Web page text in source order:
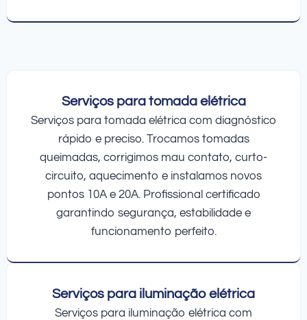
Serviços para tomada elétrica
Serviços para tomada elétrica com diagnóstico
rápido e preciso. Trocamos tomadas
queimadas, corrigimos mau contato, curto-
circuito, aquecimento e instalamos novos
pontos 10A e 20A. Profissional certificado
garantindo segurança, estabilidade e
funcionamento perfeito.
Serviços para iluminação elétrica
Serviços para iluminação elétrica com